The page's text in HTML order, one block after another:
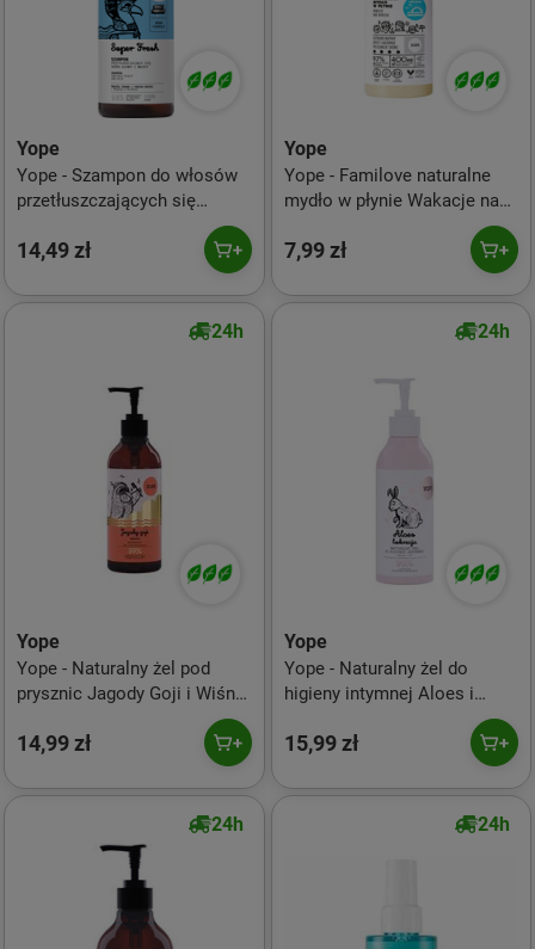
Yope
Yope - Szampon do włosów
przetłuszczających się
Świeża Trawa Super Fresh
300ml
14,49 zł
Yope
Yope - Familove naturalne
mydło w płynie Wakacje nad
7,99 zł
24h
Yope
Yope - Naturalny żel pod
prysznic Jagody Goji i Wiśnia
14,99 zł
24h
Yope
Yope - Naturalny żel do
higieny intymnej Aloes i
15,99 zł
24h 24h